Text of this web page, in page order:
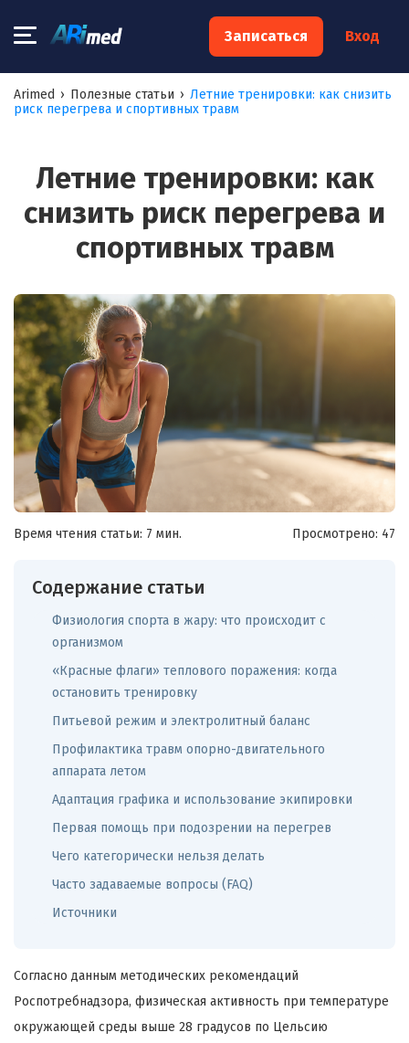
Записаться Вход
Arimed › Полезные статьи › Летние тренировки: как снизить
риск перегрева и спортивных травм
Летние тренировки: как
снизить риск перегрева и
спортивных травм
Время чтения статьи: 7 мин. Просмотрено: 47
Содержание статьи
Физиология спорта в жару: что происходит с
организмом
«Красные флаги» теплового поражения: когда
остановить тренировку
Питьевой режим и электролитный баланс
Профилактика травм опорно-двигательного
аппарата летом
Адаптация графика и использование экипировки
Первая помощь при подозрении на перегрев
Чего категорически нельзя делать
Часто задаваемые вопросы (FAQ)
Источники
Согласно данным методических рекомендаций
Роспотребнадзора, физическая активность при температуре
окружающей среды выше 28 градусов по Цельсию
×
Запишитесь на консультацию к
специалисту
Ваш телефон:*
Я согласен на обработку моих персональных данных